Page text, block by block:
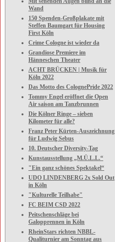
Wand
150 Spenden-Großplakate mit
Steffen Baumgart für Housing
First Köln
Crime Cologne ist wieder da
Grandiose Premiere im
Hänneschen Theater
ACHT BRÜCKEN | Musik für
Köln 2022
Das Motto des ColognePride 2022
Tommy Engel eröffnet die Open
Air saison am Tanzbrunnen
Die Kölner Ringe – sieben
Kilometer für alle?
Franz Peter Kürten-Auszeichnung
für Ludwig Sebus
10. Deutscher Diversity-Tag
Kunstausstellung „M.Ü.L.L.“
"Ein ganz schönes Spektakel“
UDO LINDENBERG 2x Sold Out
in Köln
"Kulturelle Teilhabe"
FC BEIM CSD 2022
Peitschenschläge bei
Galopprennen in Köln
RheinStars richten NBBL-
Qualiturnier am Sonntag aus